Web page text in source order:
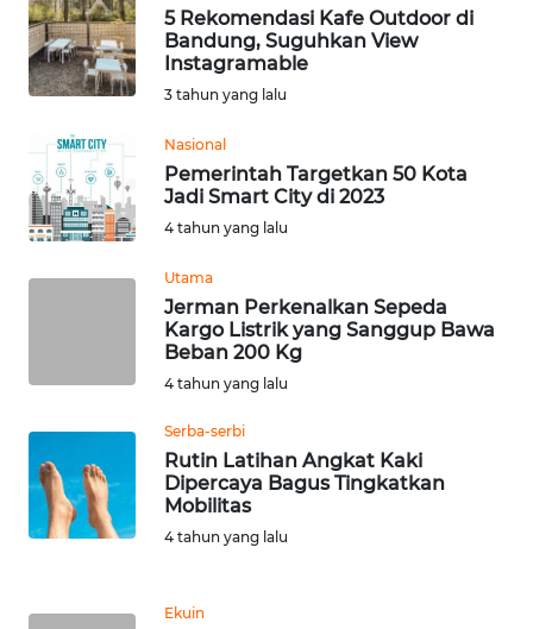
5 Rekomendasi Kafe Outdoor di
Bandung, Suguhkan View
Instagramable
3 tahun yang lalu
Nasional
Pemerintah Targetkan 50 Kota
Jadi Smart City di 2023
4 tahun yang lalu
Utama
Jerman Perkenalkan Sepeda
Kargo Listrik yang Sanggup Bawa
Beban 200 Kg
4 tahun yang lalu
Serba-serbi
Rutin Latihan Angkat Kaki
Dipercaya Bagus Tingkatkan
Mobilitas
4 tahun yang lalu
Ekuin
KARIR
DISCLAIMER
Wahana
News
Regional
SUMUT
WN
JABAR
WN
BANTEN
WN